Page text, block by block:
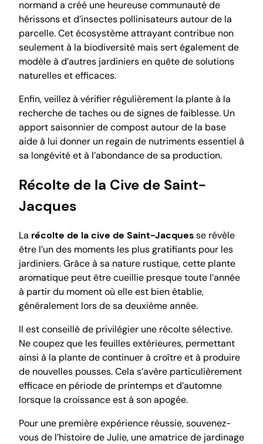
normand a créé une heureuse communauté de
hérissons et d’insectes pollinisateurs autour de la
parcelle. Cet écosystème attrayant contribue non
seulement à la biodiversité mais sert également de
modèle à d’autres jardiniers en quête de solutions
naturelles et efficaces.
Enfin, veillez à vérifier régulièrement la plante à la
recherche de taches ou de signes de faiblesse. Un
apport saisonnier de compost autour de la base
aide à lui donner un regain de nutriments essentiel à
sa longévité et à l’abondance de sa production.
Récolte de la Cive de Saint-
Jacques
La récolte de la cive de Saint-Jacquesse révèle
être l’un des moments les plus gratifiants pour les
jardiniers. Grâce à sa nature rustique, cette plante
aromatique peut être cueillie presque toute l’année
à partir du moment où elle est bien établie,
généralement lors de sa deuxième année.
Il est conseillé de privilégier une récolte sélective.
Ne coupez que les feuilles extérieures, permettant
ainsi à la plante de continuer à croître et à produire
de nouvelles pousses. Cela s’avère particulièrement
efficace en période de printemps et d’automne
lorsque la croissance est à son apogée.
Pour une première expérience réussie, souvenez-
vous de l’histoire de Julie, une amatrice de jardinage